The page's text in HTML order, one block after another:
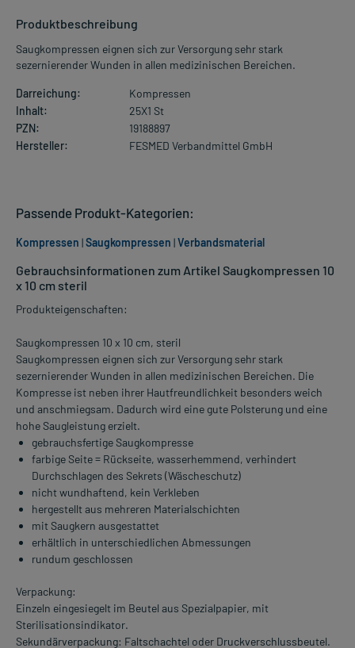
Produktbeschreibung
Saugkompressen eignen sich zur Versorgung sehr stark
sezernierender Wunden in allen medizinischen Bereichen.
Darreichung:
Kompressen
Inhalt:
25X1 St
PZN:
19188897
Hersteller:
FESMED Verbandmittel GmbH
Gebrauchsinformationen zum Artikel Saugkompressen 10
x 10 cm steril
Produkteigenschaften:
Saugkompressen 10 x 10 cm, steril
Saugkompressen eignen sich zur Versorgung sehr stark
sezernierender Wunden in allen medizinischen Bereichen. Die
Kompresse ist neben ihrer Hautfreundlichkeit besonders weich
und anschmiegsam. Dadurch wird eine gute Polsterung und eine
hohe Saugleistung erzielt.
gebrauchsfertige Saugkompresse
farbige Seite = Rückseite, wasserhemmend, verhindert
Durchschlagen des Sekrets (Wäscheschutz)
nicht wundhaftend, kein Verkleben
hergestellt aus mehreren Materialschichten
mit Saugkern ausgestattet
erhältlich in unterschiedlichen Abmessungen
rundum geschlossen
Verpackung:
Einzeln eingesiegelt im Beutel aus Spezialpapier, mit
Sterilisationsindikator.
Sekundärverpackung: Faltschachtel oder Druckverschlussbeutel.
Passende Produkt-Kategorien:
Kompressen |Saugkompressen |Verbandsmaterial